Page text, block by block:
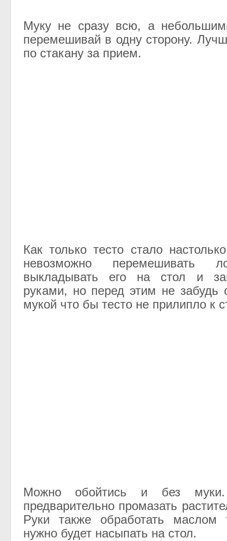
Муку не сразу всю, а
перемешивай в одну сторону.
по стакану за прием.
Как только тесто стало
невозможно перемешивать
выкладывать его на стол и
руками, но перед этим не забудь
мукой что бы тесто не прилипло к
Можно обойтись и без
предварительно промазать
Руки также обработать маслом
нужно будет насыпать на стол.